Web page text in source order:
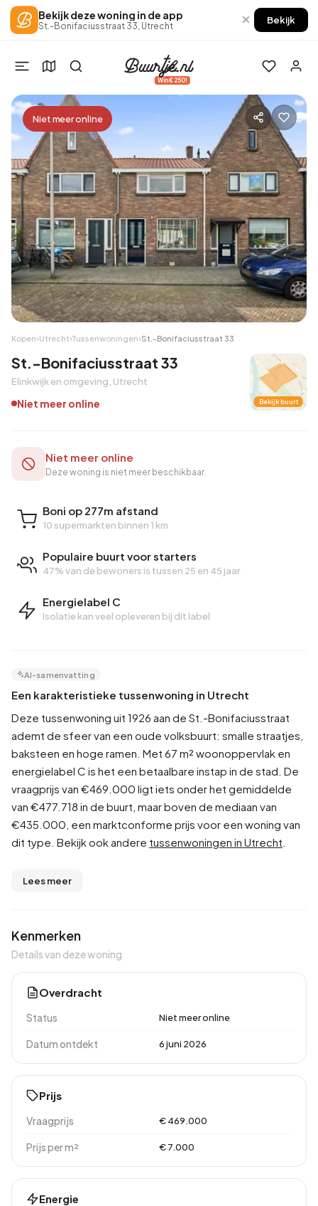
Bekijk deze woning in de app
St.-Bonifaciusstraat 33, Utrecht × Bekijk
Win €250!
Niet meer online
Kopen›Utrecht›Tussenwoningen›St.-Bonifaciusstraat 33
St.-Bonifaciusstraat 33
Elinkwijk en omgeving, Utrecht
Niet meer online Bekijk buurt
Boni op 277m afstand
10 supermarkten binnen 1 km
Populaire buurt voor starters
47% van de bewoners is tussen 25 en 45 jaar
Energielabel C
Isolatie kan veel opleveren bij dit label
AI-samenvatting
Een karakteristieke tussenwoning in Utrecht
Deze tussenwoning uit 1926 aan de St.-Bonifaciusstraat
ademt de sfeer van een oude volksbuurt: smalle straatjes,
baksteen en hoge ramen. Met 67 m² woonoppervlak en
energielabel C is het een betaalbare instap in de stad. De
vraagprijs van €469.000 ligt iets onder het gemiddelde
van €477.718 in de buurt, maar boven de mediaan van
€435.000, een marktconforme prijs voor een woning van
dit type. Bekijk ook andere tussenwoningen in Utrecht
Lees meer
Kenmerken
Details van deze woning
Overdracht
Status Niet meer online
Datum ontdekt 6 juni 2026
Prijs
Vraagprijs € 469.000
Prijs per m² € 7.000
Energie
Niet meer online
Deze woning is niet meer beschikbaar.